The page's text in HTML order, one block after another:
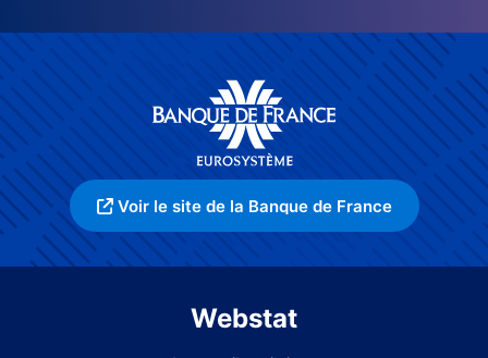
Voir le site de la Banque de France
Webstat